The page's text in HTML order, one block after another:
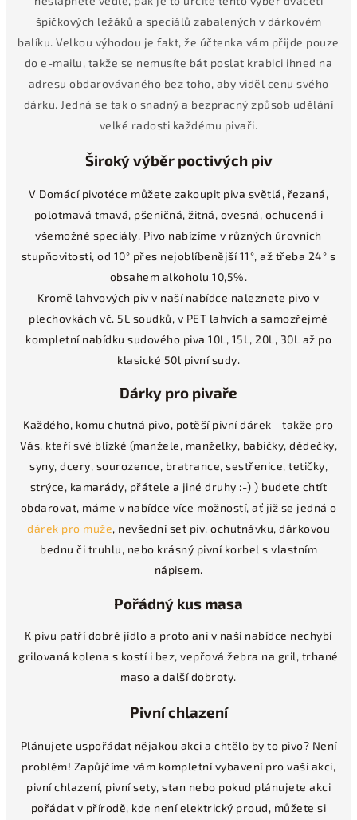
špičkových ležáků a speciálů zabalených v dárkovém
balíku. Velkou výhodou je fakt, že účtenka vám přijde pouze
do e-mailu, takže se nemusíte bát poslat krabici ihned na
adresu obdarovávaného bez toho, aby viděl cenu svého
dárku. Jedná se tak o snadný a bezpracný způsob udělání
velké radosti každému pivaři.
Široký výběr poctivých piv
V Domácí pivotéce můžete zakoupit piva světlá, řezaná,
polotmavá tmavá, pšeničná, žitná, ovesná, ochucená i
všemožné speciály. Pivo nabízíme v různých úrovních
stupňovitosti, od 10° přes nejoblíbenější 11°, až třeba 24° s
obsahem alkoholu 10,5%.
Kromě lahvových piv v naší nabídce naleznete pivo v
plechovkách vč. 5L soudků, v PET lahvích a samozřejmě
kompletní nabídku sudového piva 10L, 15L, 20L, 30L až po
klasické 50l pivní sudy.
Dárky pro pivaře
Každého, komu chutná pivo, potěší pivní dárek - takže pro
Vás, kteří své blízké (manžele, manželky, babičky, dědečky,
syny, dcery, sourozence, bratrance, sestřenice, tetičky,
strýce, kamarády, přátele a jiné druhy :-) ) budete chtít
obdarovat, máme v nabídce více možností, ať již se jedná o
dárek pro muže, nevšední set piv, ochutnávku, dárkovou
bednu či truhlu, nebo krásný pivní korbel s vlastním
nápisem.
Pořádný kus masa
K pivu patří dobré jídlo a proto ani v naší nabídce nechybí
grilovaná kolena s kostí i bez, vepřová žebra na gril, trhané
maso a další dobroty.
Pivní chlazení
Plánujete uspořádat nějakou akci a chtělo by to pivo? Není
problém! Zapůjčíme vám kompletní vybavení pro vaši akci,
pivní chlazení, pivní sety, stan nebo pokud plánujete akci
pořádat v přírodě, kde není elektrický proud, můžete si